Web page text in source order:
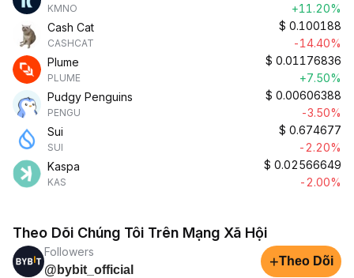
KMNO
+11.20%
Cash Cat
CASHCAT
$ 0.100188
-14.40%
Plume
PLUME
$ 0.01176836
+7.50%
Pudgy Penguins
PENGU
$ 0.00606388
-3.50%
Sui
SUI
$ 0.674677
-2.20%
Kaspa
KAS
$ 0.02566649
-2.00%
Theo Dõi Chúng Tôi Trên Mạng Xã Hội
Followers
@bybit_official
+Theo Dõi